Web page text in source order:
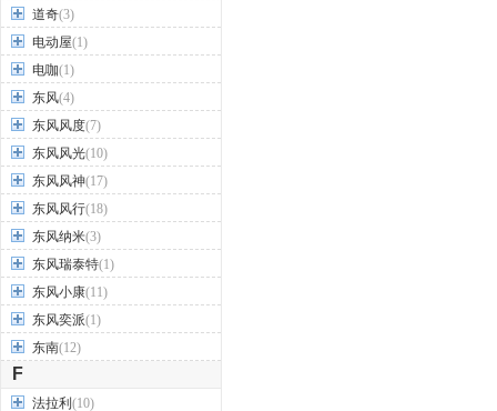
道奇(3)
电动屋(1)
电咖(1)
东风(4)
东风风度(7)
东风风光(10)
东风风神(17)
东风风行(18)
东风纳米(3)
东风瑞泰特(1)
东风小康(11)
东风奕派(1)
东南(12)
F
法拉利 (10)